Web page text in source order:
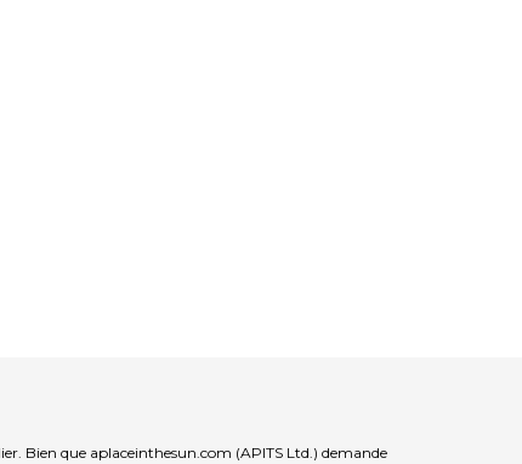
Bien que aplaceinthesun.com (APITS Ltd.) demande